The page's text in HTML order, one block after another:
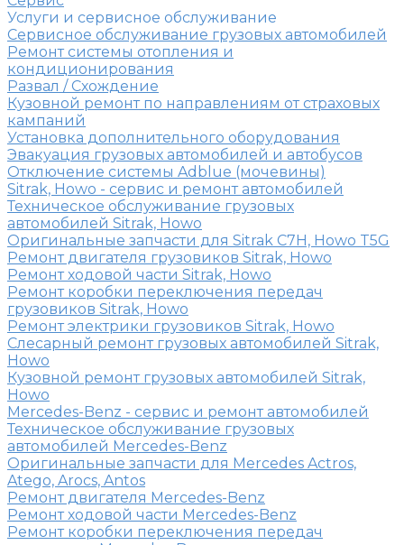
Услуги и сервисное обслуживание
Сервисное обслуживание грузовых автомобилей
Ремонт системы отопления и
кондиционирования
Развал / Схождение
Кузовной ремонт по направлениям от страховых
кампаний
Установка дополнительного оборудования
Эвакуация грузовых автомобилей и автобусов
Отключение системы Adblue (мочевины)
Sitrak, Howo - сервис и ремонт автомобилей
Техническое обслуживание грузовых
автомобилей Sitrak, Howo
Оригинальные запчасти для Sitrak C7H, Howo T5G
Ремонт двигателя грузовиков Sitrak, Howo
Ремонт ходовой части Sitrak, Howo
Ремонт коробки переключения передач
грузовиков Sitrak, Howo
Ремонт электрики грузовиков Sitrak, Howo
Слесарный ремонт грузовых автомобилей Sitrak,
Howo
Кузовной ремонт грузовых автомобилей Sitrak,
Howo
Mercedes-Benz - сервис и ремонт автомобилей
Техническое обслуживание грузовых
автомобилей Mercedes-Benz
Оригинальные запчасти для Mercedes Actros,
Atego, Arocs, Antos
Ремонт двигателя Mercedes-Benz
Ремонт ходовой части Mercedes-Benz
Ремонт коробки переключения передач